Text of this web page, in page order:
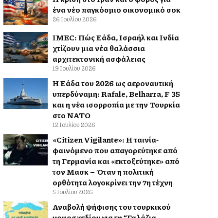
ένα νέο παγκόσμιο οικονομικό σοκ
26 Ιουλίου 2026
IMEC: Πώς Ελλάδα, Ισραήλ και Ινδία
χτίζουν μια νέα θαλάσσια
αρχιτεκτονική ασφάλειας
19 Ιουλίου 2026
Η Ελλάδα του 2026 ως αεροναυτική
υπερδύναμη: Rafale, Belharra, F 35
και η νέα ισορροπία με την Τουρκία
στο ΝΑΤΟ
12 Ιουλίου 2026
«Citizen Vigilante»: Η ταινία-
φαινόμενο που απαγορεύτηκε από
τη Γερμανία και «εκτοξεύτηκε» από
τον Μασκ – Όταν η πολιτική
ορθότητα λογοκρίνει την 7η τέχνη
5 Ιουλίου 2026
Αναβολή ψήφισης του τουρκικού